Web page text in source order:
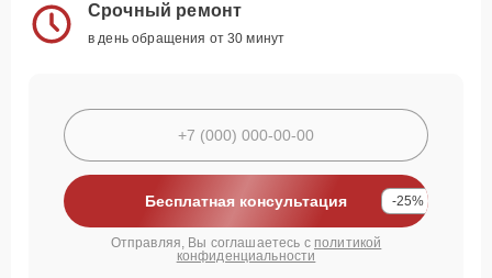
Срочный ремонт
в день обращения от 30 минут
Бесплатная консультация -25%
Отправляя, Вы соглашаетесь с политикой
конфиденциальности